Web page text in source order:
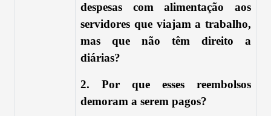
despesas com alimentação aos
servidores que viajam a trabalho,
mas que não têm direito a
diárias?
2. Por que esses reembolsos
demoram a serem pagos?